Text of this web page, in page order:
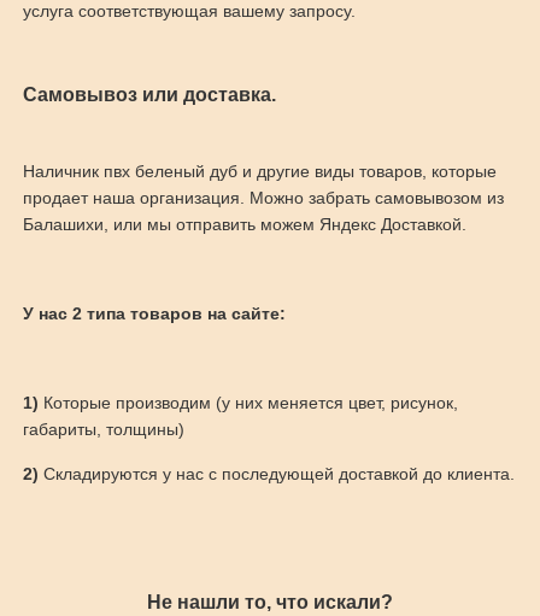
услуга соответствующая вашему запросу.
Самовывоз или доставка.
Наличник пвх беленый дуб и другие виды товаров, которые
продает наша организация. Можно забрать самовывозом из
Балашихи, или мы отправить можем Яндекс Доставкой.
У нас 2 типа товаров на сайте:
1) Которые производим (у них меняется цвет, рисунок,
габариты, толщины)
2) Складируются у нас с последующей доставкой до клиента.
Не нашли то, что искали?